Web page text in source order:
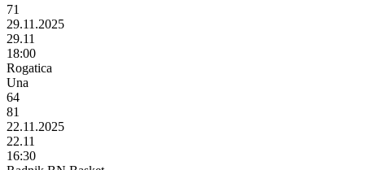
71
29.11.2025
29.11
18:00
Rogatica
Una
64
81
22.11.2025
22.11
16:30